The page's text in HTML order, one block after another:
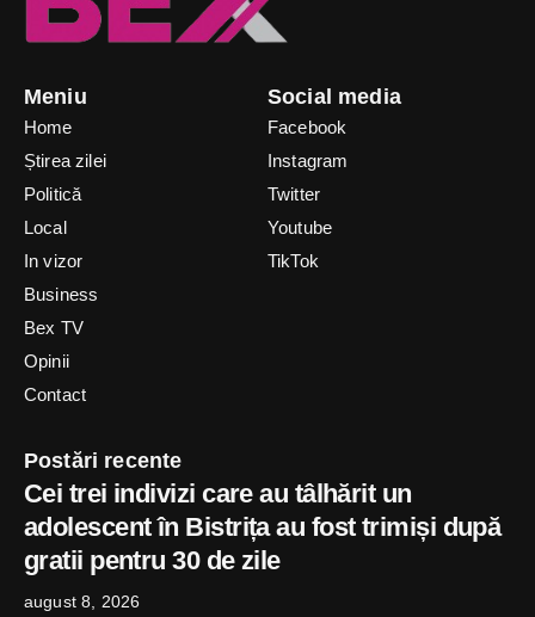
Meniu
Home
Știrea zilei
Politică
Local
In vizor
Business
Bex TV
Opinii
Contact
Social media
Facebook
Instagram
Twitter
Youtube
TikTok
Postări recente
Cei trei indivizi care au tâlhărit un
adolescent în Bistrița au fost trimiși după
gratii pentru 30 de zile
august 8, 2026